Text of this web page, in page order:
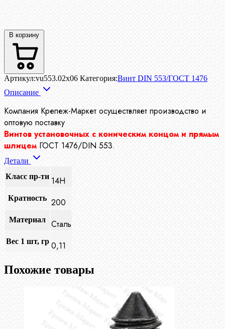
В корзину
Артикул:vu553.02x06 Категория:Винт DIN 553/ГОСТ 1476
Описание
Компания Крепеж-Маркет осуществляет производство и
оптовую поставку
Винтов установочных с коническим концом и прямым
шлицем ГОСТ 1476/DIN 553.
Детали
Класс пр-ти 14Н
Кратность 200
Материал Сталь
Вес 1 шт, гр 0,11
Похожие товары